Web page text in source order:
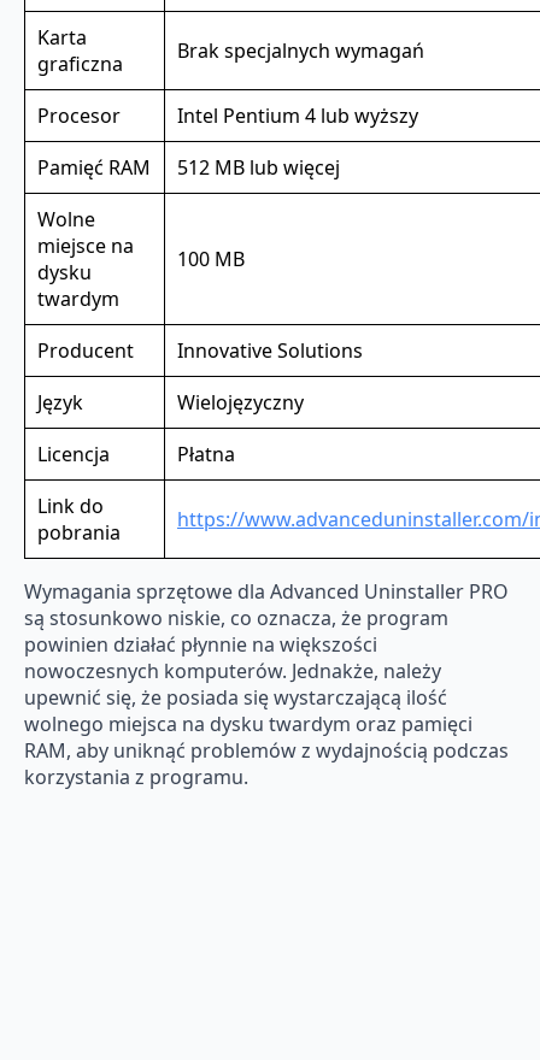
Karta
graficzna
Brak specjalnych wymagań
Procesor
Intel Pentium 4 lub wyższy
Pamięć RAM
512 MB lub więcej
Wolne
miejsce na
dysku
twardym
100 MB
Producent
Innovative Solutions
Język
Wielojęzyczny
Licencja
Płatna
Link do
pobrania
https://www.advanceduninstaller.com/
Wymagania sprzętowe dla Advanced Uninstaller PRO
są stosunkowo niskie, co oznacza, że program
powinien działać płynnie na większości
nowoczesnych komputerów. Jednakże, należy
upewnić się, że posiada się wystarczającą ilość
wolnego miejsca na dysku twardym oraz pamięci
RAM, aby uniknąć problemów z wydajnością podczas
korzystania z programu.